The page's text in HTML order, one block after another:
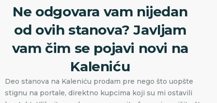
Ne odgovara vam nijedan
od ovih stanova? Javljam
vam čim se pojavi novi na
Kaleniću
Deo stanova na Kaleniću prodam pre nego što uopšte
stignu na portale, direktno kupcima koji su mi ostavili